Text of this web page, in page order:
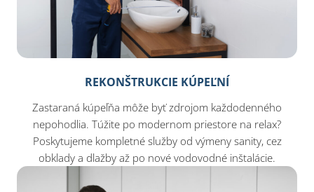
REKONŠTRUKCIE KÚPEĽNÍ
Zastaraná kúpeľňa môže byť zdrojom každodenného
nepohodlia. Túžite po modernom priestore na relax?
Poskytujeme kompletné služby od výmeny sanity, cez
obklady a dlažby až po nové vodovodné inštalácie.